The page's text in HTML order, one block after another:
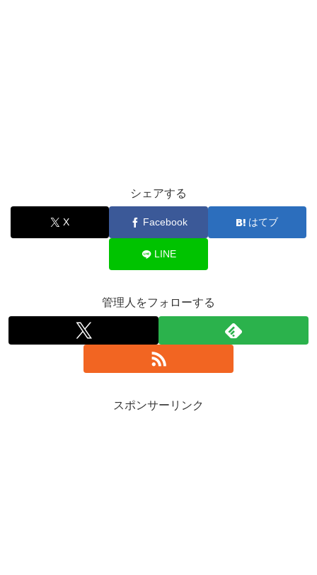
シェアする
X Facebook はてブ
LINE
管理人をフォローする
スポンサーリンク